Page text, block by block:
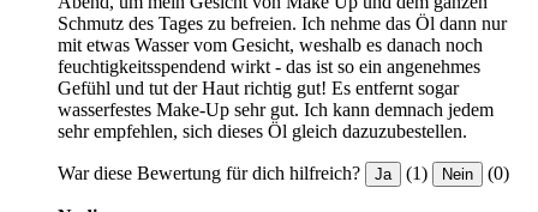
Schmutz des Tages zu befreien. Ich nehme das Öl dann nur
mit etwas Wasser vom Gesicht, weshalb es danach noch
feuchtigkeitsspendend wirkt - das ist so ein angenehmes
Gefühl und tut der Haut richtig gut! Es entfernt sogar
wasserfestes Make-Up sehr gut. Ich kann demnach jedem
sehr empfehlen, sich dieses Öl gleich dazuzubestellen.
War diese Bewertung für dich hilfreich? Ja (1) Nein (0)